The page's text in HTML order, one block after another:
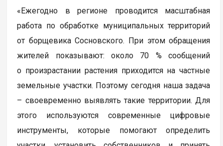
«Ежегодно в регионе проводится масштабная
работа по обработке муниципальных территорий
от борщевика Сосновского. При этом обращения
жителей показывают: около 70 % сообщений
о произрастании растения приходится на частные
земельные участки. Поэтому сегодня наша задача
– своевременно выявлять такие территории. Для
этого используются современные цифровые
инструменты, которые помогают определить